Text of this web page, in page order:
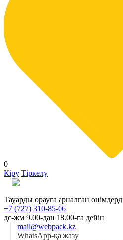
0
Кіру Тіркелу
Тауарды орауға арналған
+7 (727) 310-85-06
дс-жм 9.00-дан 18.00-ға дейін
mail@webpack.kz
WhatsApp-қа жазу